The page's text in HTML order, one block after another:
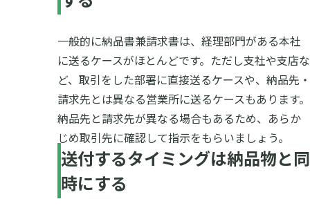
一般的に納品書兼請求書は、経理部門がある本社
に送るケースがほとんどです。ただし支社や支店な
ど、取引をした部署に直接送るケースや、納品先・
請求先とは異なる営業所に送るケースもあります。
納品先と請求先が異なる場合もあるため、あらか
じめ取引先に確認して指示をもらいましょう。
送付するタイミングは納品物と同
時にする